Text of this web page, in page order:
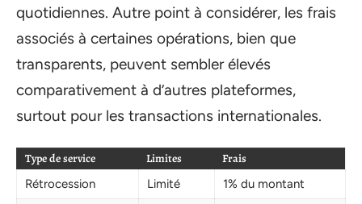
quotidiennes. Autre point à considérer, les frais
associés à certaines opérations, bien que
transparents, peuvent sembler élevés
comparativement à d’autres plateformes,
surtout pour les transactions internationales.
Type de service Limites Frais
Rétrocession Limité
1% du montant